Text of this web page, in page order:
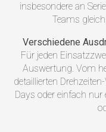
insbesondere an
Teams
Verschiedene
Für jeden
Auswertung. Vom
detaillierten
Days oder einfach nur